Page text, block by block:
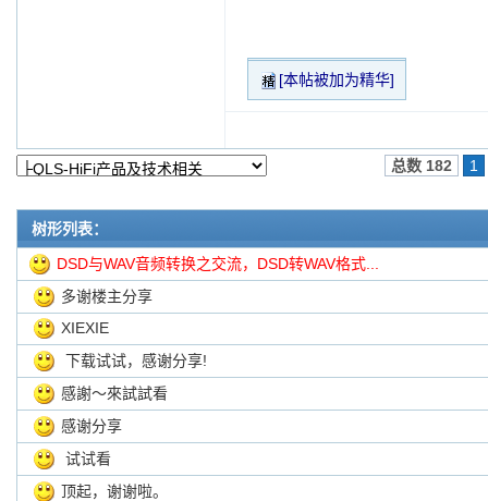
[本帖被加为精华]
总数 182 1
树形列表：
DSD与WAV音频转换之交流，DSD转WAV格式...
多谢楼主分享
XIEXIE
下载试试，感谢分享!
感謝～來試試看
感谢分享
试试看
顶起，谢谢啦。